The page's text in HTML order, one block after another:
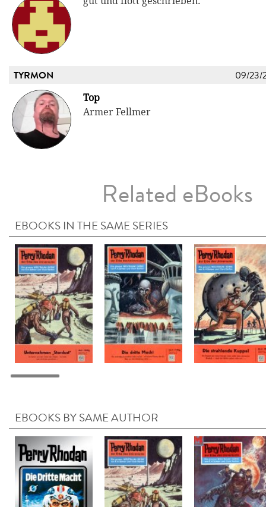
TYRMON 09/23/
Top
Armer Fellmer
Related eBooks
EBOOKS IN THE SAME SERIES
EBOOKS BY SAME AUTHOR